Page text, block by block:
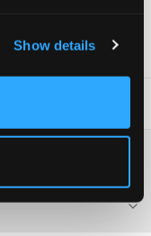
Show details
de lavage